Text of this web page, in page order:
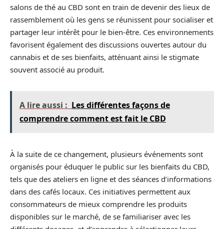
salons de thé au CBD sont en train de devenir des lieux de
rassemblement où les gens se réunissent pour socialiser et
partager leur intérêt pour le bien-être. Ces environnements
favorisent également des discussions ouvertes autour du
cannabis et de ses bienfaits, atténuant ainsi le stigmate
souvent associé au produit.
A lire aussi : Les différentes façons de
comprendre comment est fait le CBD
À la suite de ce changement, plusieurs événements sont
organisés pour éduquer le public sur les bienfaits du CBD,
tels que des ateliers en ligne et des séances d’informations
dans des cafés locaux. Ces initiatives permettent aux
consommateurs de mieux comprendre les produits
disponibles sur le marché, de se familiariser avec les